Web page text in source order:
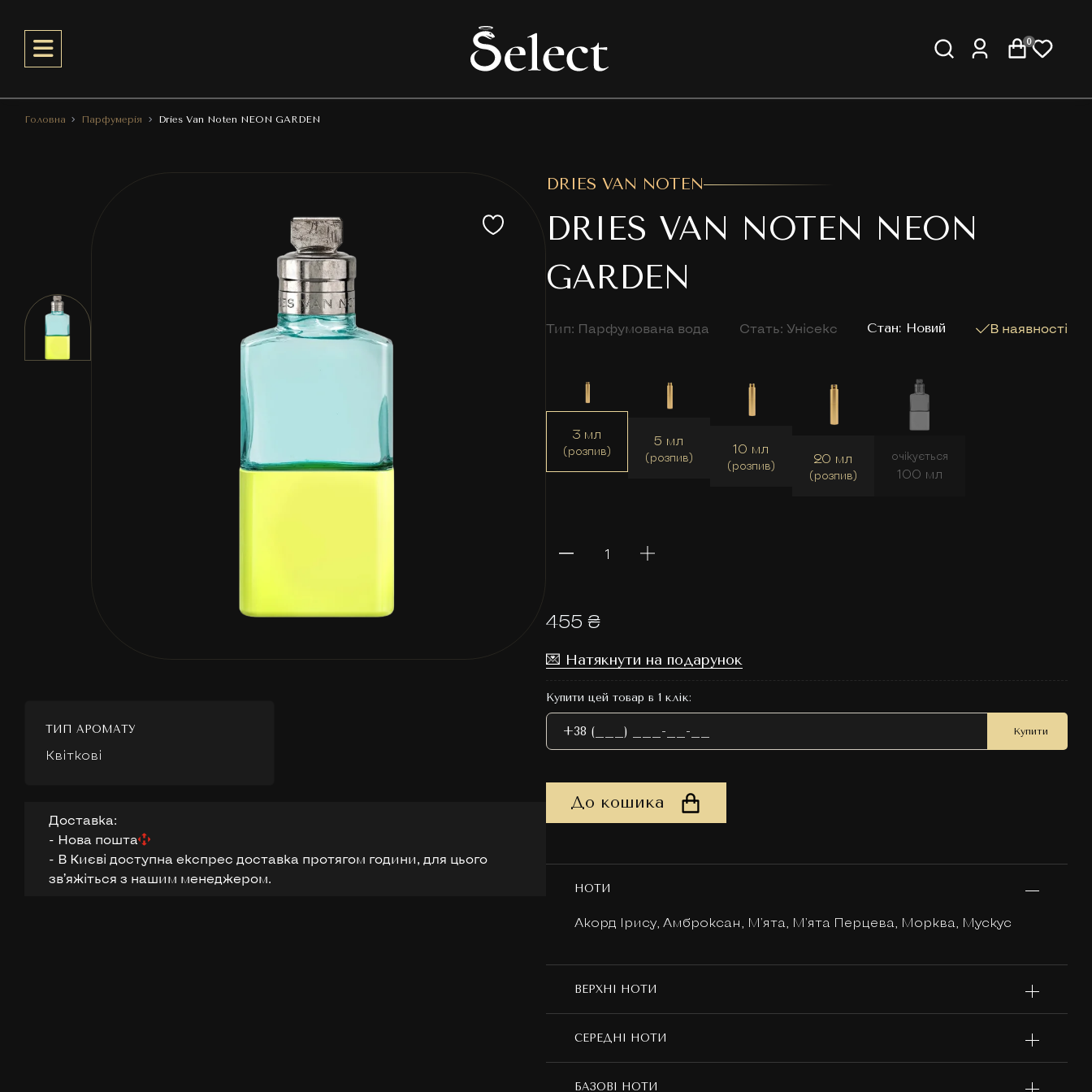
0
Головна Парфумерія Dries Van Noten NEON GARDEN
ТИП АРОМАТУ
Квіткові
Доставка:
- Нова пошта
- В Києві доступна експрес доставка протягом години, для цього
звʼяжіться з нашим менеджером.
DRIES VAN NOTEN
DRIES VAN NOTEN NEON
GARDEN
Тип: Парфумована вода Стать: Унісекс Cтан: Новий В наявності
3 мл
(розпив)
5 мл
(розпив)
10 мл
(розпив) 20 мл
(розпив)
очікується
100 мл
455 ₴
💌 Натякнути на подарунок
Купити цей товар в 1 клік:
Купити
До кошика
НОТИ
Акорд Ірису, Амброксан, М'ята, М'ята Перцева, Морква, Мускус
ВЕРХНІ НОТИ
СЕРЕДНІ НОТИ
БАЗОВІ НОТИ